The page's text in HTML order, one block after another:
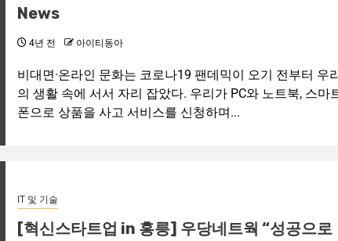
News
4년 전 아이티동아
비대면·온라인 문화는 코로나19 팬데믹이 오기 전부터 우
의 생활 속에 서서 자리 잡았다. 우리가 PC와 노트북, 스마
폰으로 상품을 사고 서비스를 신청하며...
IT 및 기술
[혁신스타트업 in 홍릉] 우당네트웍 “성공으로